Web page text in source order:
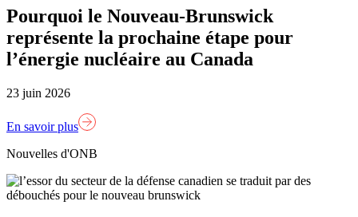
Pourquoi le Nouveau-Brunswick
représente la prochaine étape pour
l’énergie nucléaire au Canada
23 juin 2026
En savoir plus
Nouvelles d'ONB